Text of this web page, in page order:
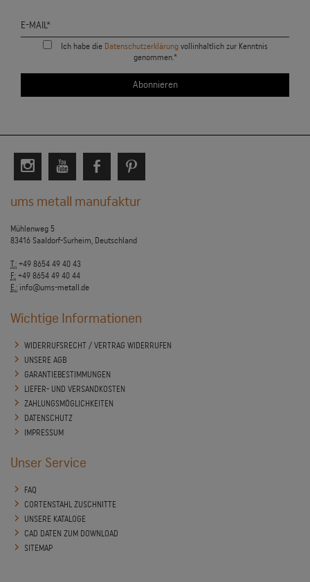
Ich habe die Datenschutzerklärungvollinhaltlich zur Kenntnis
genommen.*
ums metall manufaktur
Mühlenweg 5
83416 Saaldorf-Surheim, Deutschland
T.: +49 8654 49 40 43
F.: +49 8654 49 40 44
E.: info@ums-metall.de
Wichtige Informationen
WIDERRUFSRECHT / VERTRAG WIDERRUFEN
UNSERE AGB
GARANTIEBESTIMMUNGEN
LIEFER- UND VERSANDKOSTEN
ZAHLUNGSMÖGLICHKEITEN
DATENSCHUTZ
IMPRESSUM
Unser Service
FAQ
CORTENSTAHL ZUSCHNITTE
UNSERE KATALOGE
CAD DATEN ZUM DOWNLOAD
SITEMAP